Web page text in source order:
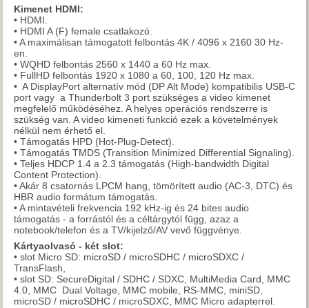
Kimenet HDMI:
• HDMI.
• HDMI A (F) female csatlakozó.
• A maximálisan támogatott felbontás 4K / 4096 x 2160 30 Hz-
en.
• WQHD felbontás 2560 x 1440 a 60 Hz max.
• FullHD felbontás 1920 x 1080 a 60, 100, 120 Hz max.
• A DisplayPort alternatív mód (DP Alt Mode) kompatibilis USB-C
port vagy a Thunderbolt 3 port szükséges a video kimenet
megfelelő működéséhez. A helyes operációs rendszerre is
szükség van. A video kimeneti funkció ezek a követelmények
nélkül nem érhető el.
• Támogatás HPD (Hot-Plug-Detect).
• Támogatás TMDS (Transition Minimized Differential Signaling).
• Teljes HDCP 1.4 a 2.3 támogatás (High-bandwidth Digital
Content Protection).
• Akár 8 csatornás LPCM hang, tömörített audio (AC-3, DTC) és
HBR audio formátum támogatás.
• A mintavételi frekvencia 192 kHz-ig és 24 bites audio
támogatás - a forrástól és a céltárgytól függ, azaz a
notebook/telefon és a TV/kijelző/AV vevő függvénye.
Kártyaolvasó - két slot:
• slot Micro SD: microSD / microSDHC / microSDXC /
TransFlash,
• slot SD: SecureDigital / SDHC / SDXC, MultiMedia Card, MMC
4.0, MMC Dual Voltage, MMC mobile, RS-MMC, miniSD,
microSD / microSDHC / microSDXC, MMC Micro adapterrel.